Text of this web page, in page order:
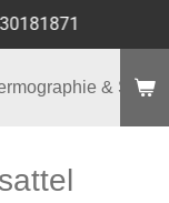
& Shop